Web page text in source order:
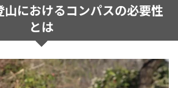
におけるコンパスの必要性
とは